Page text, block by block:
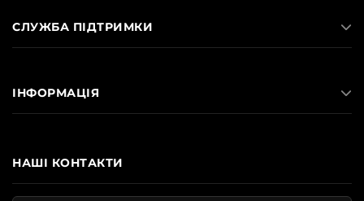
НАШІ КОНТАКТИ
СЛУЖБА ПІДТРИМКИ
ІНФОРМАЦІЯ